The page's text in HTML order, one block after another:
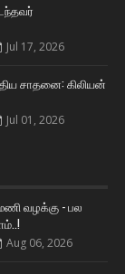
Jul 17, 2026
சாதனை: கிலியன்
Jul 01, 2026
வழக்கு - பல
Aug 06, 2026